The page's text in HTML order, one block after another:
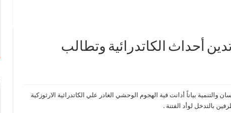
أحداث الكاتدرائية وتطالب
بياناً أدانت فية الهجوم الوحشي الغادر علي الكاتدرائية الارثوزكية
بالتدخل لوأد الفتنة .